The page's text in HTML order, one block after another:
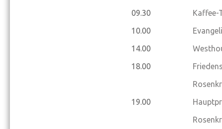
09.30
Kaffee-
10.00
14.00
18.00
19.00